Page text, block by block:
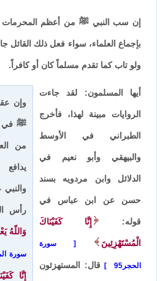
إن سب النبي ﷺ من أعظم المحرمات
بإجماع العلماء، سواء فعل ذلك القائل
ولو تاب كما تقدم مسلماً كان أو كافراً.
وإن
ﷺ في
من
والنبي
رأس
وَاللّهُ
سورة
إِنَّا
أيها المسلمون: لقد جاءت
الروايات مبينة لهذا، فأخرج
الطبراني في الأوسط
والبيهقي وأبو نعيم في
الدلائل وابن مردويه بسند
حسن عن ابن عباس في
قوله: إِنَّا كَفَيْنَاكَ
الْمُسْتَهْزِئِينَ سورة
الحجر95 قال: المستهزئون